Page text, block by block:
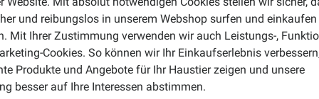
und reibungslos in unserem Webshop surfen und einkaufen
Mit Ihrer Zustimmung verwenden wir auch Leistungs-,
Cookies. So können wir Ihr Einkaufserlebnis
Produkte und Angebote für Ihr Haustier zeigen und unsere
besser auf Ihre Interessen abstimmen.
Ursprungs 10 g/kg, Sepiolith 0,5 g/kg,
Life Adult Mini
die je nach Rasse, Alter und Aktivitätslevel Ihres
Gewicht bleibt.